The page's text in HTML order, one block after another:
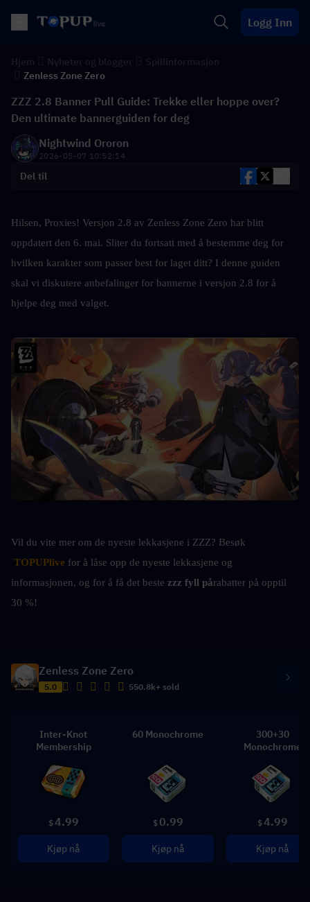
Logg Inn
Zenless Zone Zero
ZZZ 2.8 Banner Pull Guide: Trekke eller hoppe over?
Den ultimate bannerguiden for deg
Nightwind Ororon
2026-05-07 10:52:14
Del til
Hilsen, Proxies! Versjon 2.8 av Zenless Zone Zero har blitt
oppdatert den 6. mai. Sliter du fortsatt med å bestemme deg for
hvilken karakter som passer best for laget ditt? I denne guiden
skal vi diskutere anbefalinger for bannerne i versjon 2.8 for å
hjelpe deg med valget.
Vil du vite mer om de nyeste lekkasjene i ZZZ? Besøk
TOPUPlive for å låse opp de nyeste lekkasjene og
informasjonen, og for å få det beste zzz fyll pårabatter på opptil
30 %!
Zenless Zone Zero
5.0 550.8k+ sold
Inter-Knot
Membership
$4.99
Kjøp nå
60 Monochrome
$ 0.99
Kjøp nå
300+30
Monochrome
$4.99
Kjøp nå